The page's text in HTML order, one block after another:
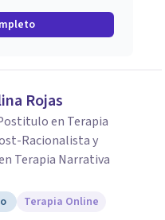
Rojas
en Terapia
Racionalista y
Terapia Narrativa
Terapia Online